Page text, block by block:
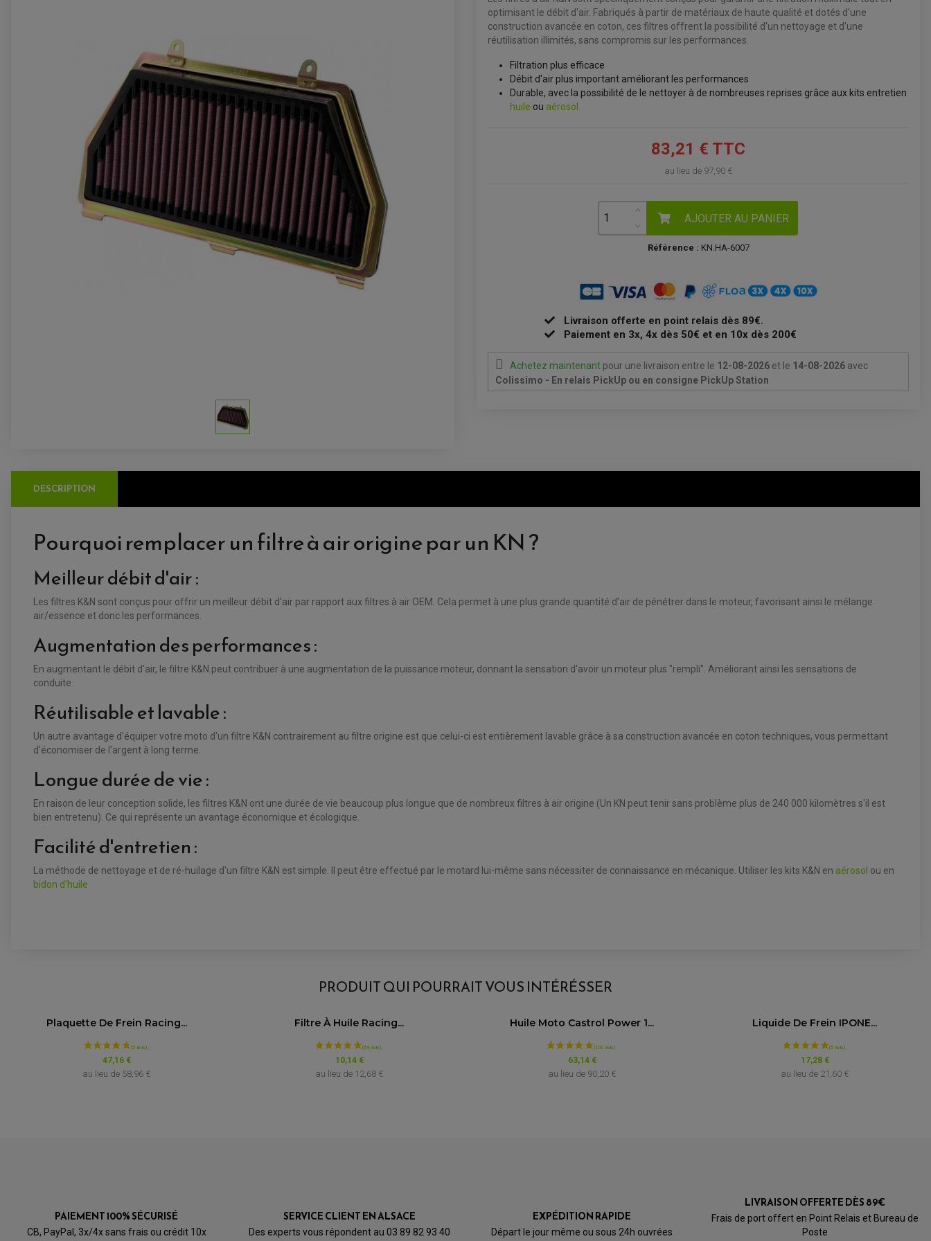
VOIR LE PANIER
optimisant le débit d'air. Fabriqués à partir de matériaux de haute qualité et dotés d'une
construction avancée en coton, ces filtres offrent la possibilité d'un nettoyage et d'une
réutilisation illimités, sans compromis sur les performances.
Filtration plus efficace
Débit d'air plus important améliorant les performances
Durable, avec la possibilité de le nettoyer à de nombreuses reprises grâce aux kits entretien
huile ou aérosol
83,21 € TTC
au lieu de 97,90 €
AJOUTER AU PANIER
Référence : KN.HA-6007
Livraison offerte en point relais dès 89€.
Paiement en 3x, 4x dès 50€ et en 10x dès 200€
Achetez maintenant pour une livraison entre le 12-08-2026 et le 14-08-2026 avec
Colissimo - En relais PickUp ou en consigne PickUp Station
DESCRIPTION
Pourquoi remplacer un filtre à air origine par un KN ?
Meilleur débit d'air :
Les filtres K&N sont conçus pour offrir un meilleur débit d'air par rapport aux filtres à air OEM. Cela permet à une plus grande quantité d'air de pénétrer dans le moteur, favorisant ainsi le mélange
air/essence et donc les performances.
Augmentation des performances :
En augmentant le débit d'air, le filtre K&N peut contribuer à une augmentation de la puissance moteur, donnant la sensation d'avoir un moteur plus "rempli". Améliorant ainsi les sensations de
conduite.
Réutilisable et lavable :
Un autre avantage d'équiper votre moto d'un filtre K&N contrairement au filtre origine est que celui-ci est entièrement lavable grâce à sa construction avancée en coton techniques, vous permettant
d'économiser de l'argent à long terme.
Longue durée de vie :
En raison de leur conception solide, les filtres K&N ont une durée de vie beaucoup plus longue que de nombreux filtres à air origine (Un KN peut tenir sans problème plus de 240 000 kilomètres s'il est
bien entretenu). Ce qui représente un avantage économique et écologique.
Facilité d'entretien :
La méthode de nettoyage et de ré-huilage d'un filtre K&N est simple. Il peut être effectué par le motard lui-même sans nécessiter de connaissance en mécanique. Utiliser les kits K&N en aérosol ou en
bidon d'huile
PRODUIT QUI POURRAIT VOUS INTÉRÉSSER
Plaquette De Frein Racing...
47,16 €
au lieu de 58,96 €
Filtre À Huile Racing...
10,14 €
au lieu de 12,68 €
Huile Moto Castrol Power 1...
63,14 €
au lieu de 90,20 €
Liquide De Frein IPONE...
17,28 €
au lieu de 21,60 €
PAIEMENT 100% SÉCURISÉ
CB, PayPal, 3x/4x sans frais ou crédit 10x
SERVICE CLIENT EN ALSACE
Des experts vous répondent au 03 89 82 93 40
EXPÉDITION RAPIDE
Départ le jour même ou sous 24h ouvrées
LIVRAISON OFFERTE DÈS 89€
Frais de port offert en Point Relais et Bureau de
Poste